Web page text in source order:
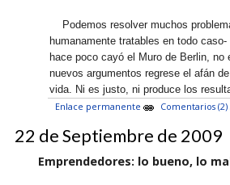
Podemos resolver muchos
humanamente tratables en todo
hace poco cayó el Muro de Berlin, no
nuevos argumentos regrese el afán
vida. Ni es justo, ni produce los
Enlace permanente
Comentarios (2)
22 de Septiembre de 2009
Emprendedores: lo bueno, lo